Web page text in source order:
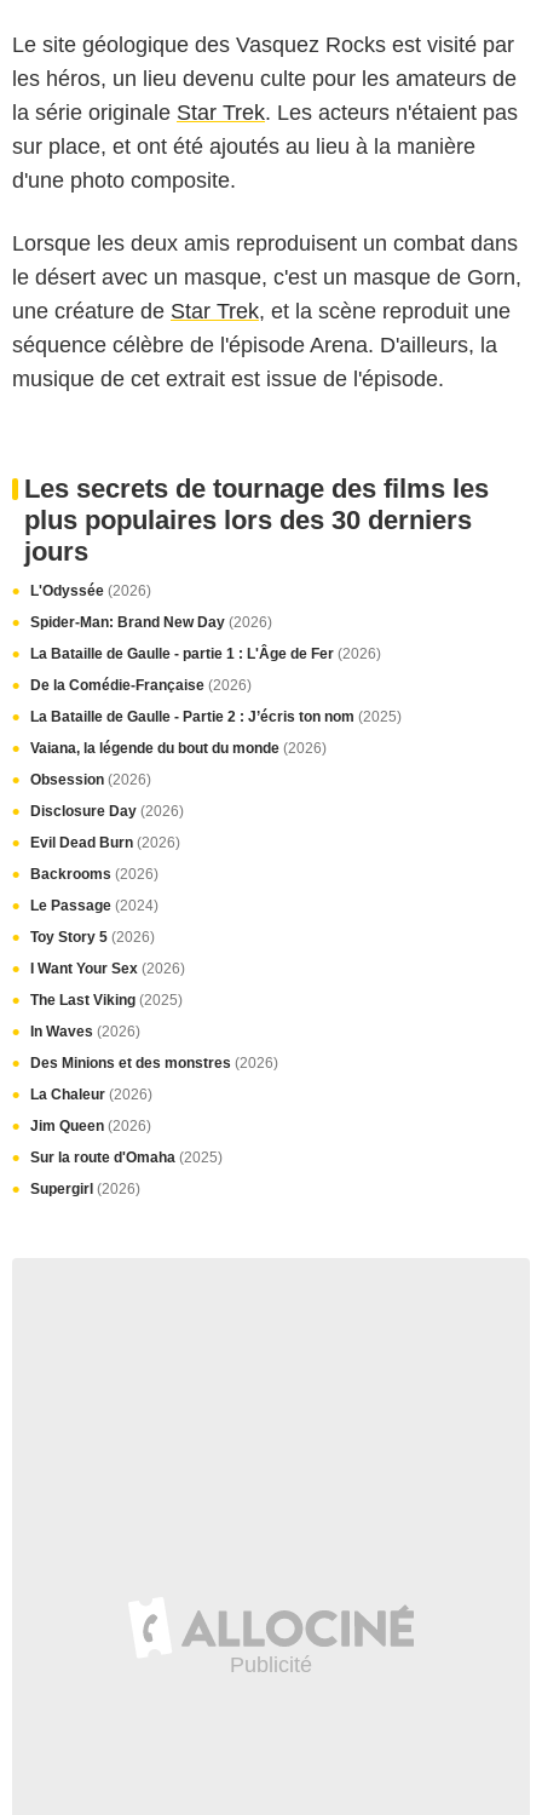
Le site géologique des Vasquez Rocks est visité par
les héros, un lieu devenu culte pour les amateurs de
la série originale Star Trek. Les acteurs n'étaient pas
sur place, et ont été ajoutés au lieu à la manière
d'une photo composite.
Lorsque les deux amis reproduisent un combat dans
le désert avec un masque, c'est un masque de Gorn,
une créature de Star Trek, et la scène reproduit une
séquence célèbre de l'épisode Arena. D'ailleurs, la
musique de cet extrait est issue de l'épisode.
Les secrets de tournage des films les
plus populaires lors des 30 derniers
jours
L'Odyssée (2026)
Spider-Man: Brand New Day (2026)
La Bataille de Gaulle - partie 1 : L'Âge de Fer (2026)
De la Comédie-Française (2026)
La Bataille de Gaulle - Partie 2 : J’écris ton nom (2025)
Vaiana, la légende du bout du monde (2026)
Obsession (2026)
Disclosure Day (2026)
Evil Dead Burn (2026)
Backrooms (2026)
Le Passage (2024)
Toy Story 5 (2026)
I Want Your Sex (2026)
The Last Viking (2025)
In Waves (2026)
Des Minions et des monstres (2026)
La Chaleur (2026)
Jim Queen (2026)
Sur la route d'Omaha (2025)
Supergirl (2026)